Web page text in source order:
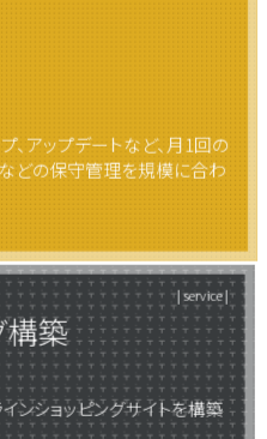
、アップデートなど、月1回の
どの保守管理を規模に合わ
| service |
構築
ンショッピングサイトを構築